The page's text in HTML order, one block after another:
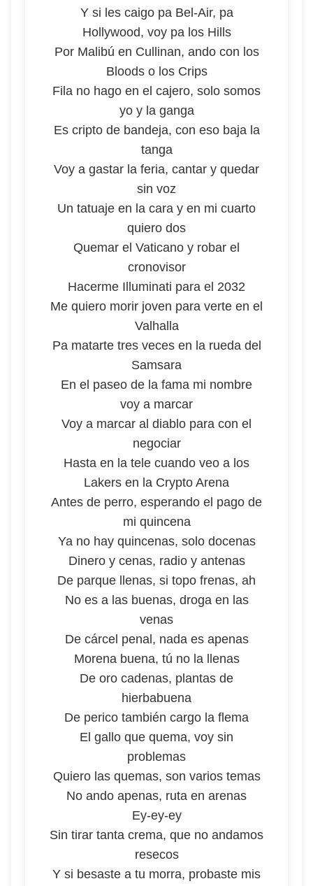
Y si les caigo pa Bel-Air, pa
Hollywood, voy pa los Hills
Por Malibú en Cullinan, ando con los
Bloods o los Crips
Fila no hago en el cajero, solo somos
yo y la ganga
Es cripto de bandeja, con eso baja la
tanga
Voy a gastar la feria, cantar y quedar
sin voz
Un tatuaje en la cara y en mi cuarto
quiero dos
Quemar el Vaticano y robar el
cronovisor
Hacerme Illuminati para el 2032
Me quiero morir joven para verte en el
Valhalla
Pa matarte tres veces en la rueda del
Samsara
En el paseo de la fama mi nombre
voy a marcar
Voy a marcar al diablo para con el
negociar
Hasta en la tele cuando veo a los
Lakers en la Crypto Arena
Antes de perro, esperando el pago de
mi quincena
Ya no hay quincenas, solo docenas
Dinero y cenas, radio y antenas
De parque llenas, si topo frenas, ah
No es a las buenas, droga en las
venas
De cárcel penal, nada es apenas
Morena buena, tú no la llenas
De oro cadenas, plantas de
hierbabuena
De perico también cargo la flema
El gallo que quema, voy sin
problemas
Quiero las quemas, son varios temas
No ando apenas, ruta en arenas
Ey-ey-ey
Sin tirar tanta crema, que no andamos
resecos
Y si besaste a tu morra, probaste mis